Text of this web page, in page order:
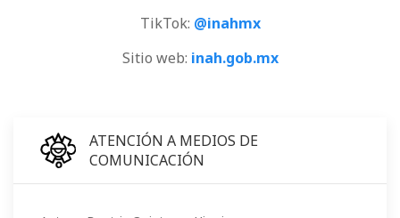
TikTok: @inahmx
Sitio web: inah.gob.mx
ATENCIÓN A MEDIOS DE
COMUNICACIÓN